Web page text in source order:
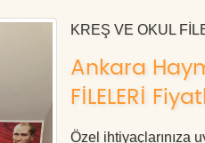
KREŞ VE OKUL
Ankara
FİLELERİ
Özel ihtiyaçlarınıza